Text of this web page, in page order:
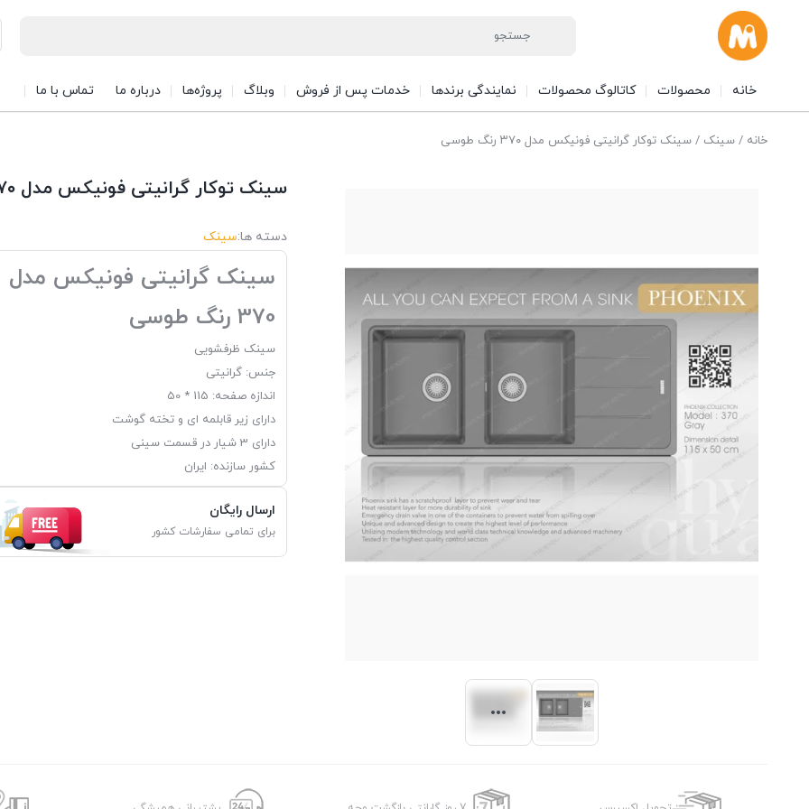
خانه محصولات کاتالوگ محصولات نمایندگی برندها خدمات پس از فروش وبلاگ پروژه‌ها درباره ما تماس با ما
خانه /سینک / سینک توکار گرانیتی فونیکس مدل ۳۷۰ رنگ طوسی
سینک توکار گرانیتی فونیکس مدل ۳۷۰ رنگ طوسی
دسته ها:سینک
سینک گرانیتی فونیکس مدل
370 رنگ طوسی
سینک ظرفشویی
جنس: گرانیتی
اندازه صفحه: 115 * 50
دارای زیر قابلمه ای و تخته گوشت
دارای 3 شیار در قسمت سینی
کشور سازنده: ایران
ارسال رایگان
برای تمامی سفارشات کشور